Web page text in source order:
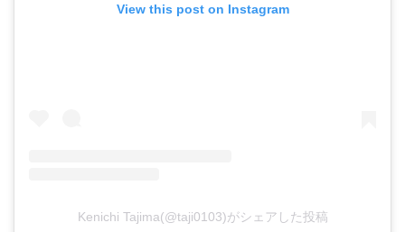
View this post on Instagram
Kenichi Tajima(@taji0103)がシェアした投稿